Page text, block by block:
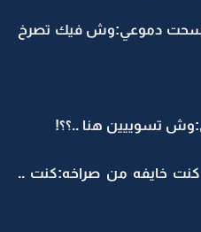
دموعي:وش فيك تصرخ
تسوييين هنا ..؟؟!
خايفه من صراخه:كنت ..